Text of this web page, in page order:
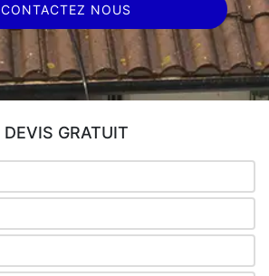
CONTACTEZ NOUS
DEVIS GRATUIT